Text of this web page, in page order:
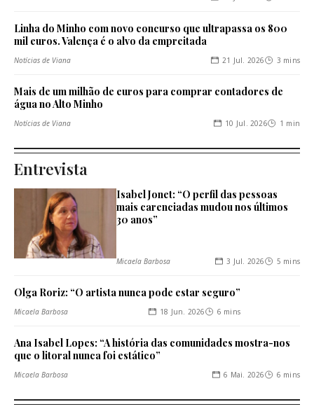
Linha do Minho com novo concurso que ultrapassa os 800
mil euros. Valença é o alvo da empreitada
Notícias de Viana 21 Jul. 2026 3 mins
Mais de um milhão de euros para comprar contadores de
água no Alto Minho
Notícias de Viana 10 Jul. 2026 1 min
Entrevista
Isabel Jonet: “O perfil das pessoas
mais carenciadas mudou nos últimos
30 anos”
Micaela Barbosa 3 Jul. 2026 5 mins
Olga Roriz: “O artista nunca pode estar seguro”
Micaela Barbosa 18 Jun. 2026 6 mins
Ana Isabel Lopes: “A história das comunidades mostra-nos
que o litoral nunca foi estático”
Micaela Barbosa 6 Mai. 2026 6 mins